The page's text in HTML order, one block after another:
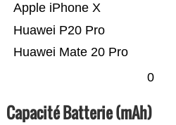
Huawei Mate 20 Pro
Huawei P20 Pro
Apple iPhone X
0
Capacité Batterie (mAh)